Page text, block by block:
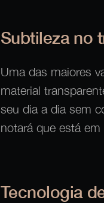
Subtileza no
Uma das maiores
material
seu dia a dia sem
notará que está
Tecnologia